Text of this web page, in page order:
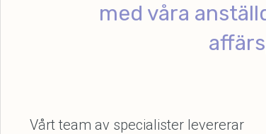
med våra
Vårt team av specialister levererar